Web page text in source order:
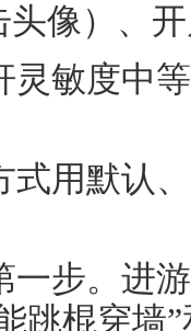
像）、
灵敏度中
式用默认
一步。进
跳棍穿墙